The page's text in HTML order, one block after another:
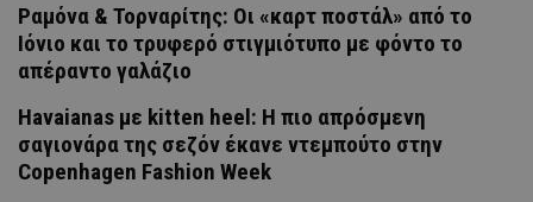
Ραμόνα & Τορναρίτης: Οι «καρτ ποστάλ» από το
Ιόνιο και το τρυφερό στιγμιότυπο με φόντο το
απέραντο γαλάζιο
Havaianas με kitten heel: Η πιο απρόσμενη
σαγιονάρα της σεζόν έκανε ντεμπούτο στην
Copenhagen Fashion Week